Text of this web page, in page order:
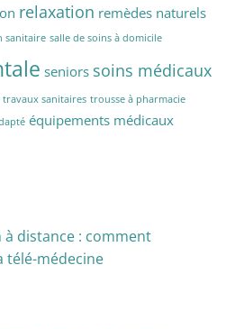
relaxation remèdes naturels
sanitaire salle de soins à domicile
seniors soins médicaux
travaux sanitaires trousse à pharmacie
équipements médicaux
distance : comment
télé-médecine